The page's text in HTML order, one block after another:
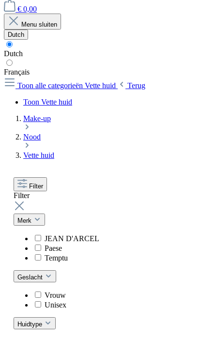
€ 0,00
Menu sluiten
Dutch
Dutch
Français
Toon alle categorieën Vette huid
Terug
Toon Vette huid
Make-up
Nood
Vette huid
Filter
Filter
Merk
JEAN D'ARCEL
Paese
Temptu
Geslacht
Vrouw
Unisex
Huidtype